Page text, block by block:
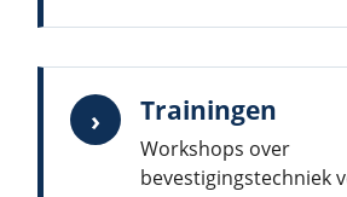
› Trainingen
Workshops over
bevestigingstechniek